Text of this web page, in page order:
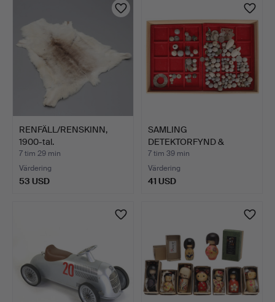
RENFÄLL/RENSKINN,
1900-tal.
7 tim 29 min
Värdering
53 USD
SAMLING
DETEKTORFYND &
FÖREMÅL, PARTI.
7 tim 39 min
Värdering
41 USD